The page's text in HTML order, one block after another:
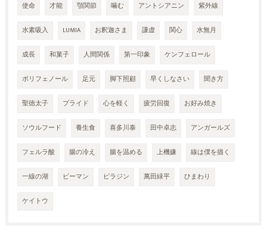
使命 才能 顎関節 噛む アントシアニン 紫外線
水素吸入 LUMIA お釈迦さま 謙虚 関心 水無月
成長 和菓子 人間関係 第一印象 ケンフェロール
ポリフェノール 足元 脚下照顧 早くしなさい 聞き方
聖徳太子 プライド 心を軽く 疲労回復 お好み焼き
ソウルフード 養生食 喜多川泰 田中卓志 アンガールズ
フェルラ酸 腸の冷え 腸を温める 上機嫌 線は僕を描く
一線の湖 ピーマン ピラジン 萬田緑平 ひまわり
ケイトウ